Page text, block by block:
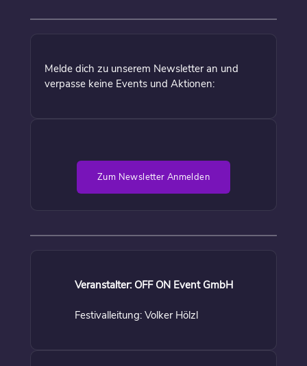
Melde dich zu unserem Newsletter an und
verpasse keine Events und Aktionen:
Zum Newsletter Anmelden
Veranstalter: OFF ON Event GmbH
Festivalleitung: Volker Hölzl